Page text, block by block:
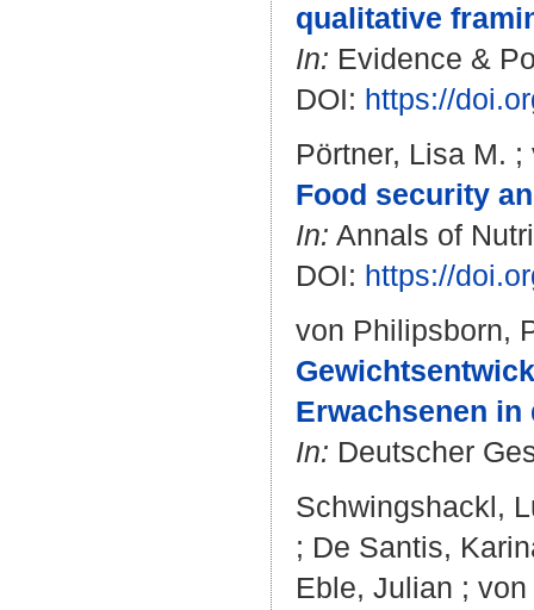
qualitative
In: Evidence &
DOI: https://
Pörtner, Lisa M. ;
Food security
In: Annals of
DOI: https://
von Philipsborn,
Erwachsenen in
In: Deutscher
Schwingshackl,
; De Santis,
Eble, Julian ; von